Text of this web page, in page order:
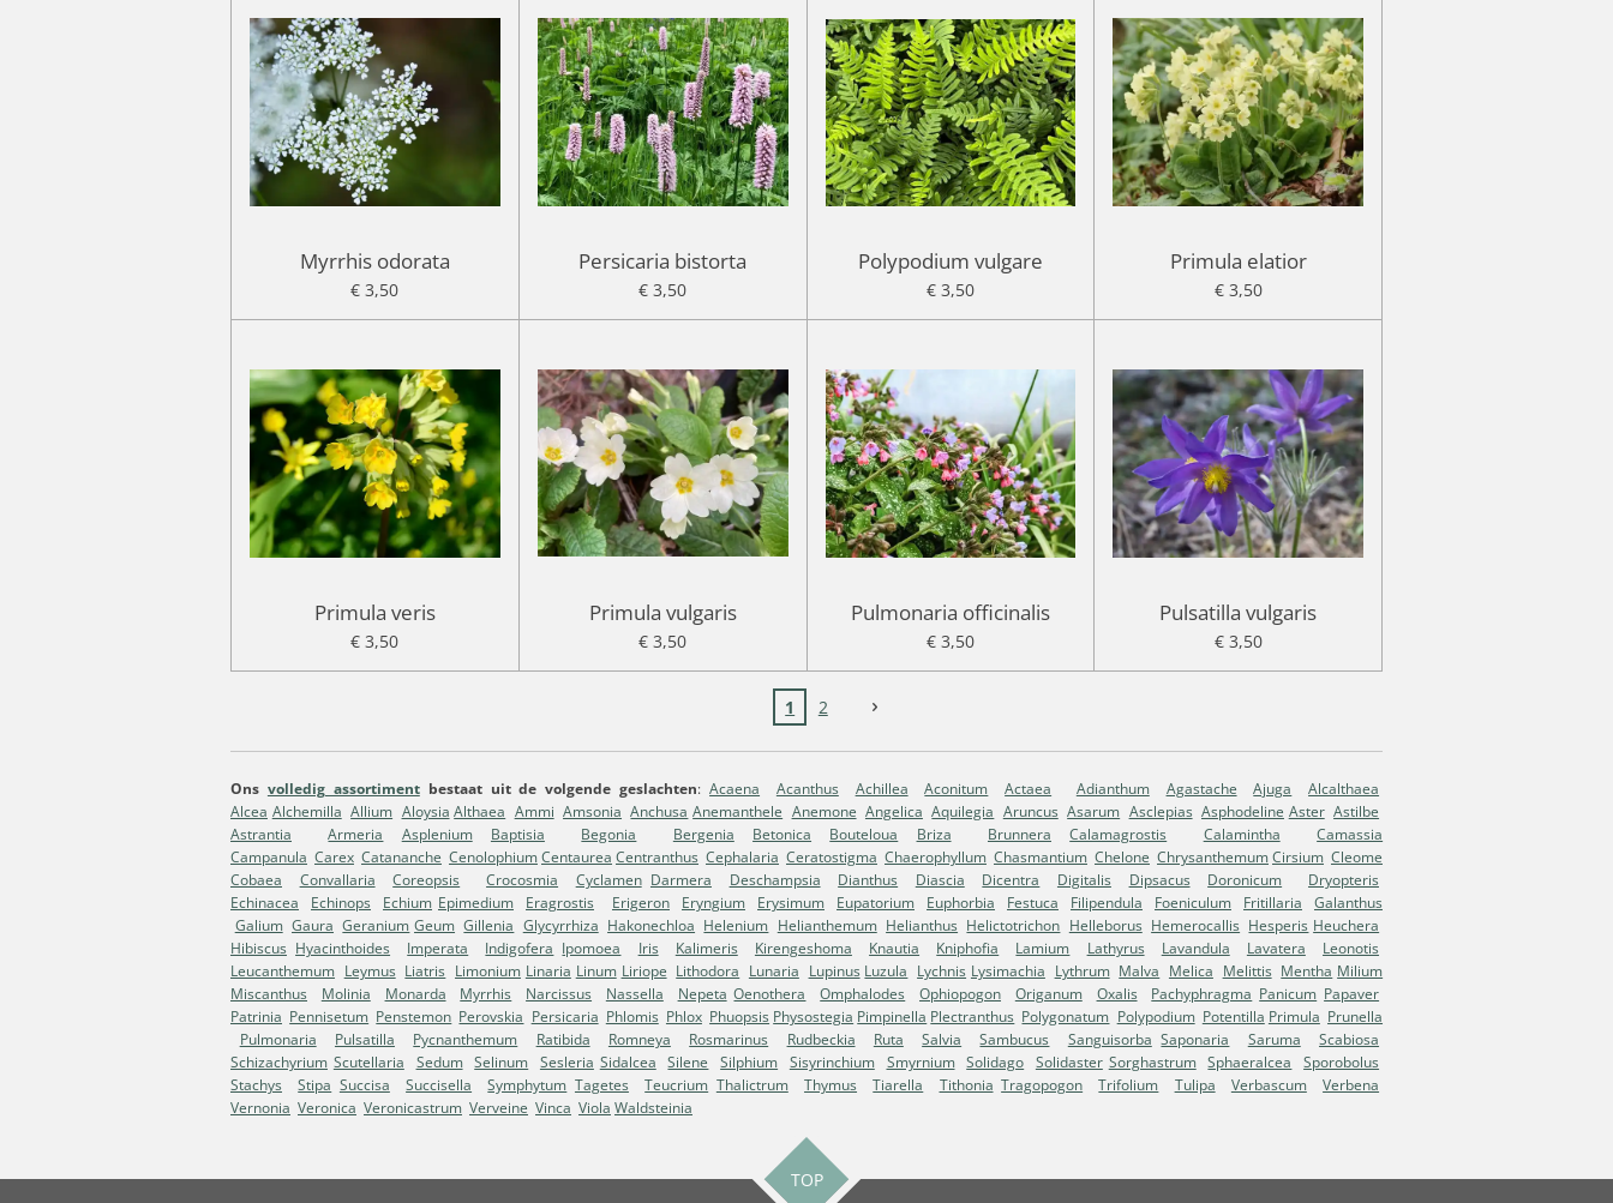
Myrrhis odorata
€ 3,50
Persicaria bistorta
€ 3,50
Polypodium vulgare
€ 3,50
Primula elatior
€ 3,50
Primula veris
€ 3,50
Primula vulgaris
€ 3,50
Pulmonaria officinalis
€ 3,50
Pulsatilla vulgaris
€ 3,50
1 2
Ons volledig assortimentbestaat uit de volgende geslachten:Acaena Acanthus Achillea Aconitum Actaea Adianthum Agastache Ajuga
Alcalthaea
Alcea Alchemilla Allium Aloysia Althaea Ammi Amsonia Anchusa Anemanthele Anemone Angelica Aquilegia Aruncus Asarum Asclepias Asphodeline Aster Astilbe
Astrantia
Armeria Asplenium Baptisia Begonia Bergenia Betonica Bouteloua Briza Brunnera Calamagrostis Calamintha
Camassia
Campanula Carex Catananche Cenolophium Centaurea Centranthus Cephalaria Ceratostigma Chaerophyllum Chasmantium Chelone Chrysanthemum Cirsium Cleome
Cobaea
Convallaria Coreopsis Crocosmia Cyclamen Darmera Deschampsia Dianthus Diascia Dicentra Digitalis Dipsacus Doronicum
Dryopteris
Echinacea
Echinops Echium Epimedium Eragrostis Erigeron Eryngium Erysimum Eupatorium Euphorbia Festuca Filipendula Foeniculum Fritillaria
Galanthus
Galium Gaura Geranium Geum Gillenia Glycyrrhiza Hakonechloa Helenium Helianthemum Helianthus Helictotrichon Helleborus Hemerocallis Hesperis Heuchera
Hibiscus Hyacinthoides Imperata Indigofera Ipomoea Iris Kalimeris Kirengeshoma Knautia Kniphofia Lamium Lathyrus Lavandula Lavatera
Leonotis
Leucanthemum Leymus Liatris Limonium Linaria Linum Liriope Lithodora Lunaria Lupinus Luzula Lychnis Lysimachia Lythrum Malva Melica Melittis Mentha Milium
Miscanthus
Molinia Monarda Myrrhis Narcissus Nassella Nepeta Oenothera Omphalodes Ophiopogon Origanum Oxalis Pachyphragma Panicum Papaver
Patrinia Pennisetum Penstemon Perovskia Persicaria Phlomis Phlox Phuopsis Physostegia Pimpinella Plectranthus Polygonatum Polypodium Potentilla Primula Prunella
Pulmonaria
Pulsatilla Pycnanthemum Ratibida Romneya Rosmarinus Rudbeckia Ruta Salvia Sambucus Sanguisorba Saponaria Saruma
Scabiosa
Schizachyrium Scutellaria Sedum Selinum Sesleria Sidalcea Silene Silphium Sisyrinchium Smyrnium Solidago Solidaster Sorghastrum Sphaeralcea
Sporobolus
Stachys
Stipa Succisa Succisella Symphytum Tagetes Teucrium Thalictrum Thymus Tiarella Tithonia Tragopogon Trifolium Tulipa Verbascum
Verbena
Vernonia Veronica Veronicastrum Verveine Vinca Viola Waldsteinia
TOP